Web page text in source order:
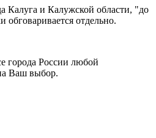
Калуга и Калужской области, "до
обговаривается отдельно.
города России любой
Ваш выбор.